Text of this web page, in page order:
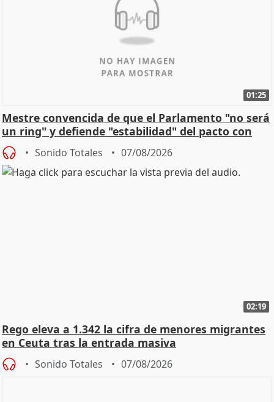
01:25
Mestre convencida de que el Parlamento "no será
un ring" y defiende "estabilidad" del pacto con
Vox
Sonido Totales 07/08/2026
02:19
Rego eleva a 1.342 la cifra de menores migrantes
en Ceuta tras la entrada masiva
Sonido Totales 07/08/2026